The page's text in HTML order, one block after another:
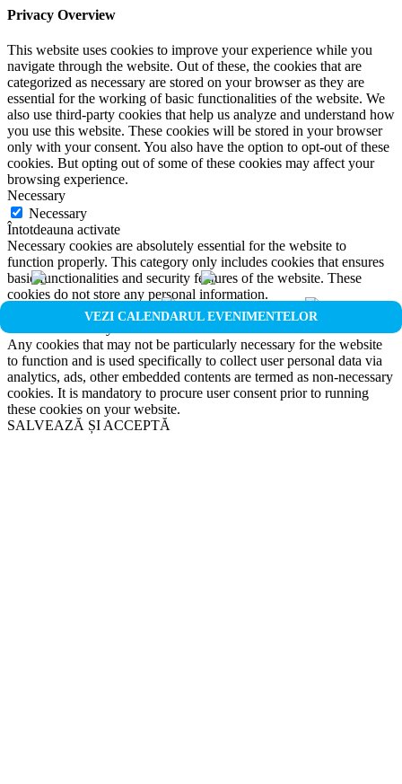
VEZI CALENDARUL EVENIMENTELOR
Privacy Overview
This website uses cookies to improve your experience while you
navigate through the website. Out of these, the cookies that are
categorized as necessary are stored on your browser as they are
essential for the working of basic functionalities of the website. We
also use third-party cookies that help us analyze and understand how
you use this website. These cookies will be stored in your browser
only with your consent. You also have the option to opt-out of these
cookies. But opting out of some of these cookies may affect your
browsing experience.
Necessary
Necessary
Întotdeauna activate
Necessary cookies are absolutely essential for the website to
function properly. This category only includes cookies that ensures
basic functionalities and security features of the website. These
cookies do not store any personal information.
Non-necessary
Any cookies that may not be particularly necessary for the website
to function and is used specifically to collect user personal data via
analytics, ads, other embedded contents are termed as non-necessary
cookies. It is mandatory to procure user consent prior to running
these cookies on your website.
SALVEAZĂ ȘI ACCEPTĂ